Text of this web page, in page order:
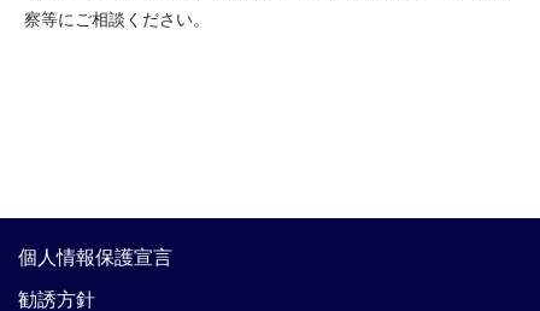
察等にご相談ください。
個人情報保護宣言
勧誘方針